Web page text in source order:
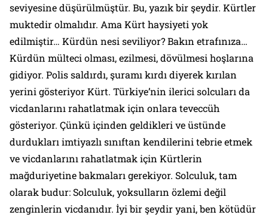
seviyesine düşürülmüştür. Bu, yazık bir şeydir. Kürtler
muktedir olmalıdır. Ama Kürt haysiyeti yok
edilmiştir… Kürdün nesi seviliyor? Bakın etrafınıza…
Kürdün mülteci olması, ezilmesi, dövülmesi hoşlarına
gidiyor. Polis saldırdı, şuramı kırdı diyerek kırılan
yerini gösteriyor Kürt. Türkiye’nin ilerici solcuları da
vicdanlarını rahatlatmak için onlara teveccüh
gösteriyor. Çünkü içinden geldikleri ve üstünde
durdukları imtiyazlı sınıftan kendilerini tebrie etmek
ve vicdanlarını rahatlatmak için Kürtlerin
mağduriyetine bakmaları gerekiyor. Solculuk, tam
olarak budur: Solculuk, yoksulların özlemi değil
zenginlerin vicdanıdır. İyi bir şeydir yani, ben kötüdür